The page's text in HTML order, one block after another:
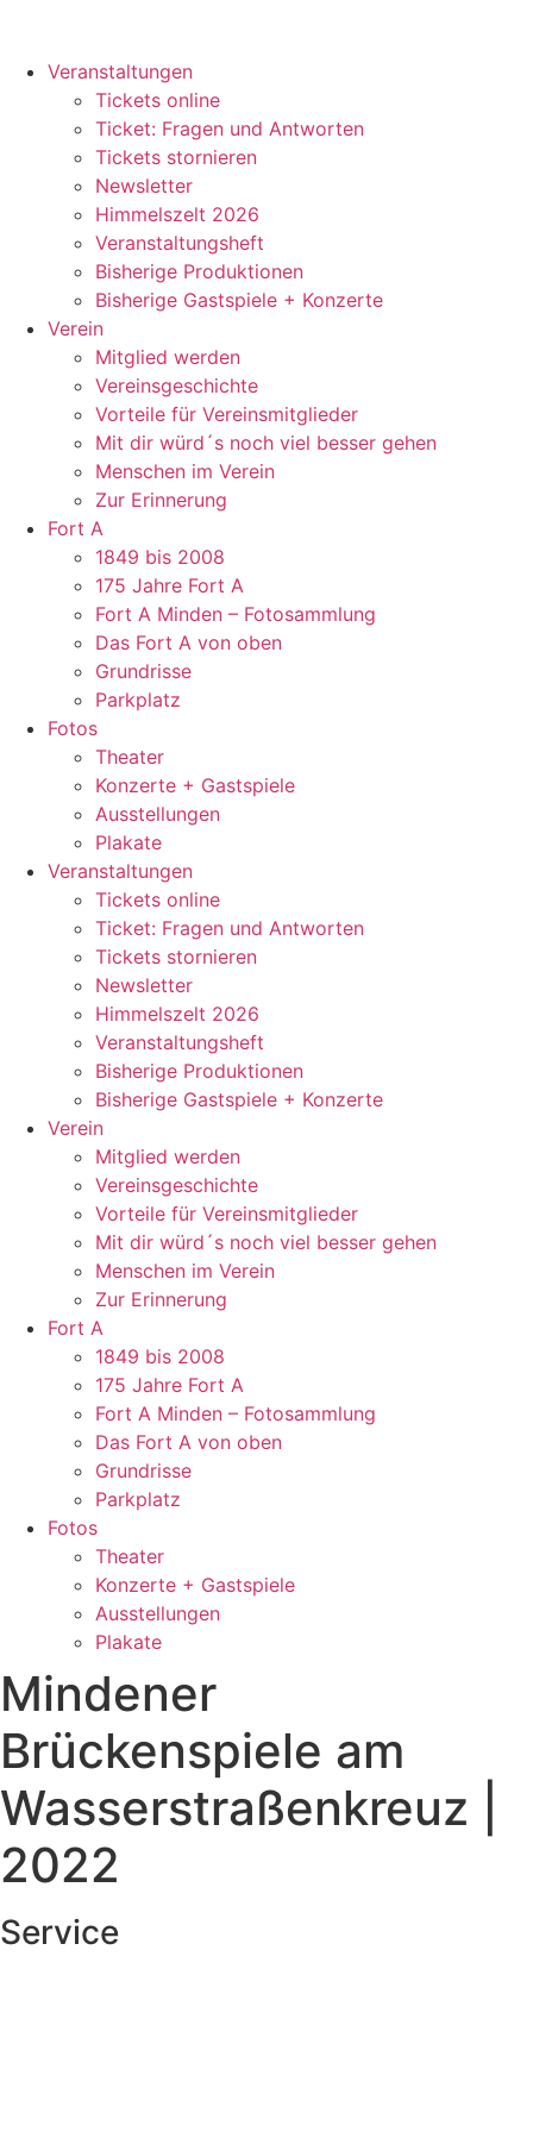
springenVeranstaltungen
Tickets online
Ticket: Fragen und Antworten
Tickets stornieren
Newsletter
Himmelszelt 2026
Veranstaltungsheft
Bisherige Produktionen
Bisherige Gastspiele + Konzerte
Verein
Mitglied werden
Vereinsgeschichte
Vorteile für Vereinsmitglieder
Mit dir würd´s noch viel besser gehen
Menschen im Verein
Zur Erinnerung
Fort A
1849 bis 2008
175 Jahre Fort A
Fort A Minden – Fotosammlung
Das Fort A von oben
Grundrisse
Parkplatz
Fotos
Theater
Konzerte + Gastspiele
Ausstellungen
Plakate
Veranstaltungen
Tickets online
Ticket: Fragen und Antworten
Tickets stornieren
Newsletter
Himmelszelt 2026
Veranstaltungsheft
Bisherige Produktionen
Bisherige Gastspiele + Konzerte
Verein
Mitglied werden
Vereinsgeschichte
Vorteile für Vereinsmitglieder
Mit dir würd´s noch viel besser gehen
Menschen im Verein
Zur Erinnerung
Fort A
1849 bis 2008
175 Jahre Fort A
Fort A Minden – Fotosammlung
Das Fort A von oben
Grundrisse
Parkplatz
Fotos
Theater
Konzerte + Gastspiele
Ausstellungen
Plakate
Mindener
Brückenspiele am
Wasserstraßenkreuz |
2022
Service